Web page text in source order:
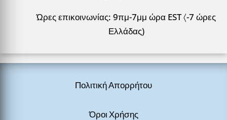
Ώρες επικοινωνίας: 9πμ-7μμ ώρα EST 〈-7 ώρες
Ελλάδας)
Πολιτική Απορρήτου
Όροι Χρήσης